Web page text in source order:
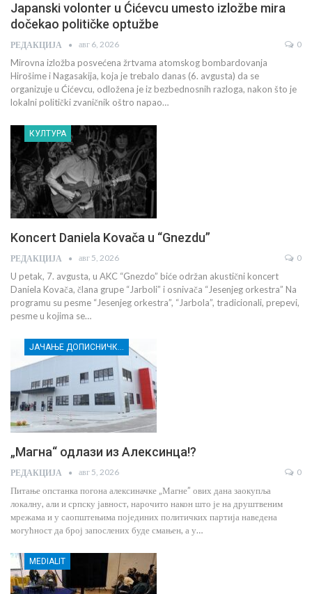
Japanski volonter u Ćićevcu umesto izložbe mira
dočekao političke optužbe
РЕДАКЦИЈА авг 6, 2026 0
Mirovna izložba posvećena žrtvama atomskog bombardovanja
Hirošime i Nagasakija, koja je trebalo danas (6. avgusta) da se
organizuje u Ćićevcu, odložena je iz bezbednosnih razloga, nakon što je
lokalni politički zvaničnik oštro napao…
КУЛТУРА
Koncert Daniela Kovača u “Gnezdu”
РЕДАКЦИЈА авг 5, 2026 0
U petak, 7. avgusta, u AKC “Gnezdo” biće održan akustični koncert
Daniela Kovača, člana grupe “Jarboli” i osnivača “Jesenjeg orkestra” Na
programu su pesme “Jesenjeg orkestra”, “Jarbola”, tradicionali, prepevi,
pesme u kojima se…
ЈАЧАЊЕ ДОПИСНИЧКЕ МРЕЖЕ НЕЗАВИСНИХ МЕДИЈА У РАСИНСКОМ ОКРУГУ
„Магна“ одлази из Алексинца!?
РЕДАКЦИЈА авг 5, 2026 0
Питање опстанка погона алексиначке „Магне” ових дана заокупља
локалну, али и српску јавност, нарочито након што је на друштвеним
мрежама и у саопштењима појединих политичких партија наведена
могућност да број запослених буде смањен, а у…
MEDIALIT